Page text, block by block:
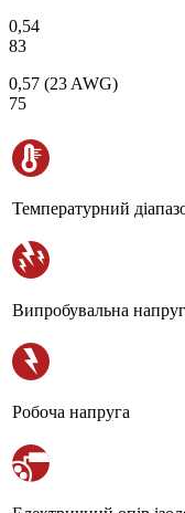
0,54
83
0,57 (23 AWG)
75
Температурний
Випробувальна
Робоча напруга